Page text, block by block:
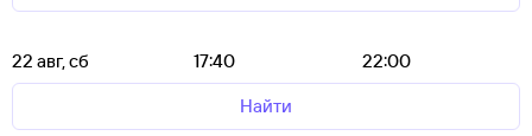
22 авг, сб 17:40
22:00
Найти